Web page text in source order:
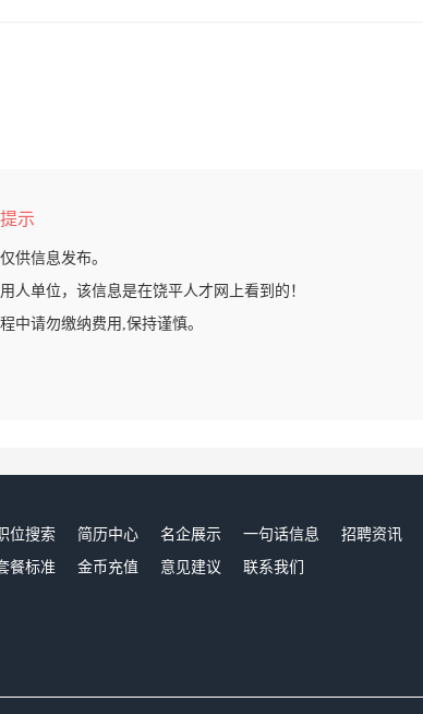
示
供信息发布。
人单位，该信息是在饶平人才网上看到的！
中请勿缴纳费用,保持谨慎。
位搜索 简历中心 名企展示 一句话信息 招聘资讯
餐标准
金币充值 意见建议 联系我们